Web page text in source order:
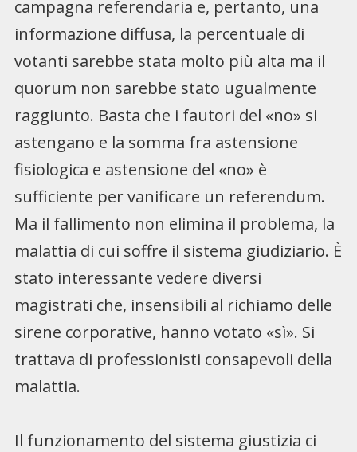
campagna referendaria e, pertanto, una
informazione diffusa, la percentuale di
votanti sarebbe stata molto più alta ma il
quorum non sarebbe stato ugualmente
raggiunto. Basta che i fautori del «no» si
astengano e la somma fra astensione
fisiologica e astensione del «no» è
sufficiente per vanificare un referendum.
Ma il fallimento non elimina il problema, la
malattia di cui soffre il sistema giudiziario. È
stato interessante vedere diversi
magistrati che, insensibili al richiamo delle
sirene corporative, hanno votato «sì». Si
trattava di professionisti consapevoli della
malattia.
Il funzionamento del sistema giustizia ci